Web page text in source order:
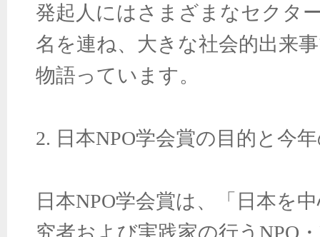
発起人にはさまざまなセクタ
名を連ね、大きな社会的出来
物語っています。
2. 日本NPO学会賞の目的と今
日本NPO学会賞は、「日本を
究者および実践家の行うNPO